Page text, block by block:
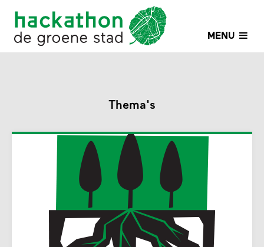
MENU
Thema's